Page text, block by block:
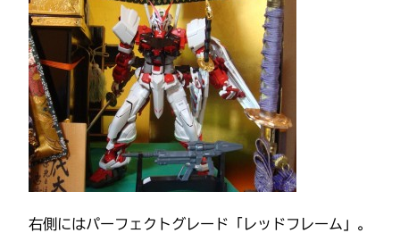
右側にはパーフェクトグレード「レッドフレーム」。